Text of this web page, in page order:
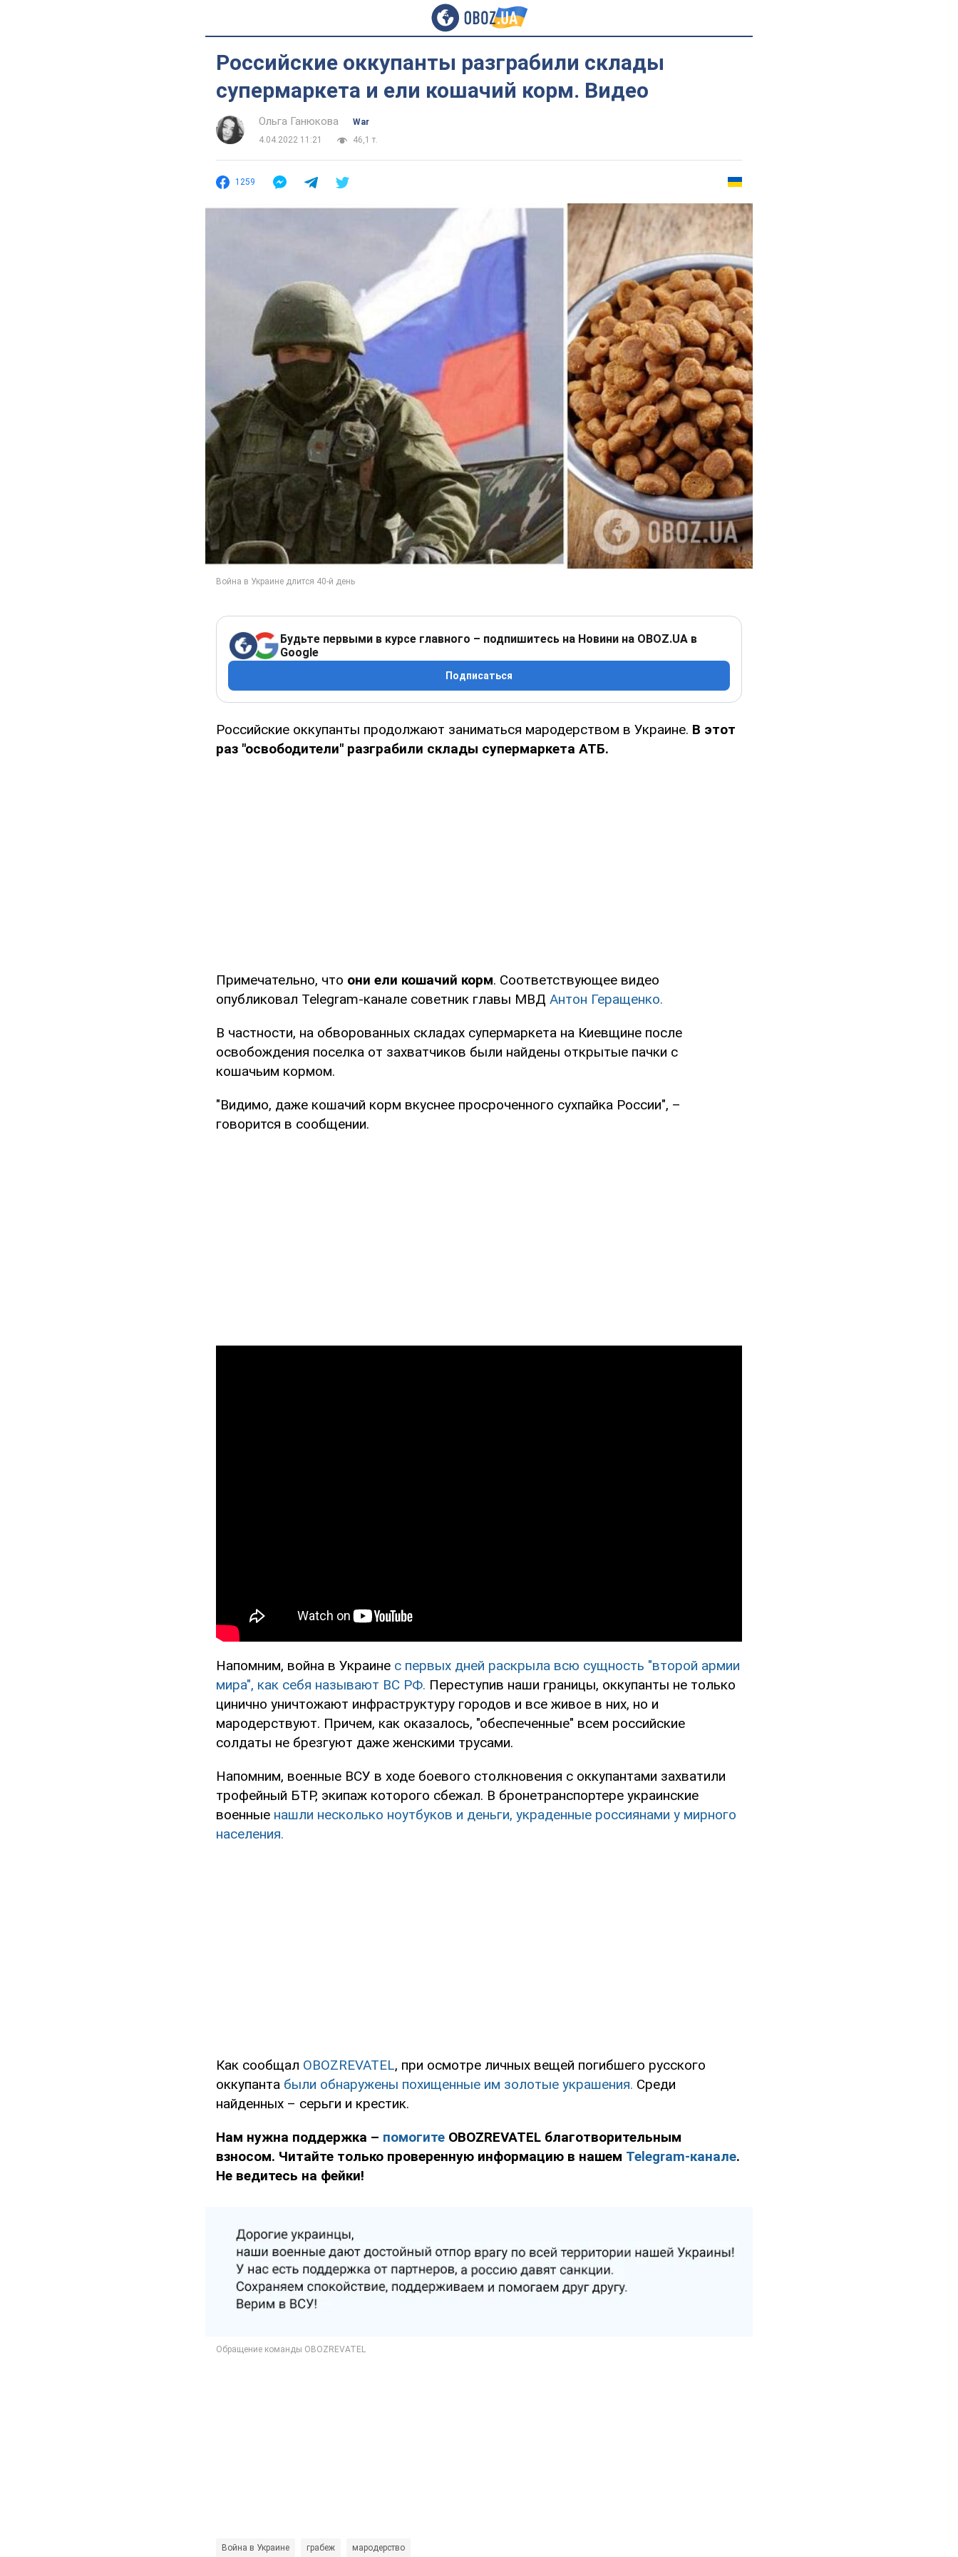
Российские оккупанты разграбили склады
супермаркета и ели кошачий корм. Видео
Ольга Ганюкова
War
4.04.2022 11:21
46,1 т.
1259
Будьте первыми в курсе главного – подпишитесь на Новини на OBOZ.UA в
Google
Подписаться
Российские оккупанты продолжают заниматься мародерством в Украине. В этот
раз "освободители" разграбили склады супермаркета АТБ.
Примечательно, что они ели кошачий корм. Соответствующее видео
опубликовал Telegram-канале советник главы МВД Антон Геращенко.
В частности, на обворованных складах супермаркета на Киевщине после
освобождения поселка от захватчиков были найдены открытые пачки с
кошачьим кормом.
"Видимо, даже кошачий корм вкуснее просроченного сухпайка России", –
говорится в сообщении.
Напомним, война в Украине с первых дней раскрыла всю сущность "второй армии
мира", как себя называют ВС РФ. Переступив наши границы, оккупанты не только
цинично уничтожают инфраструктуру городов и все живое в них, но и
мародерствуют. Причем, как оказалось, "обеспеченные" всем российские
солдаты не брезгуют даже женскими трусами.
Напомним, военные ВСУ в ходе боевого столкновения с оккупантами захватили
трофейный БТР, экипаж которого сбежал. В бронетранспортере украинские
военные нашли несколько ноутбуков и деньги, украденные россиянами у мирного
населения.
Как сообщал OBOZREVATEL, при осмотре личных вещей погибшего русского
оккупанта были обнаружены похищенные им золотые украшения. Среди
найденных – серьги и крестик.
Нам нужна поддержка – помогите OBOZREVATEL благотворительным
взносом. Читайте только проверенную информацию в нашем Telegram-канале.
Не ведитесь на фейки!
Война в Украине грабеж мародерство